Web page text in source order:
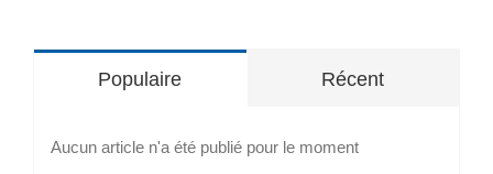
Populaire Récent
Aucun article n'a été publié pour le moment